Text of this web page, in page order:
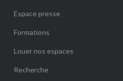
Espace presse
Formations
Louer nos espaces
Recherche